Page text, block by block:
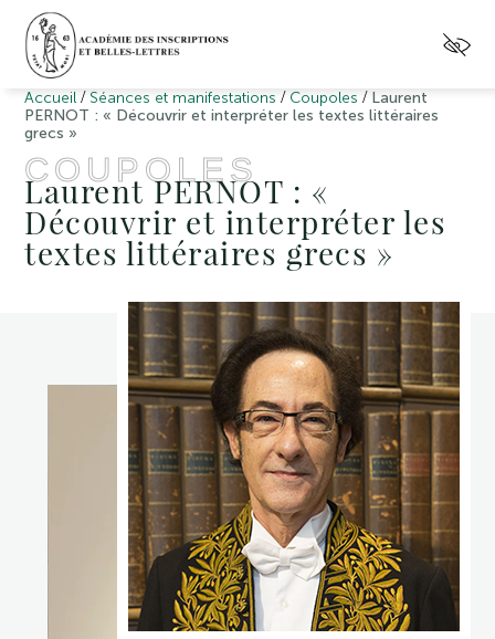
Accueil / Séances et manifestations / Coupoles / Laurent
PERNOT : « Découvrir et interpréter les textes littéraires
grecs »
COUPOLES
Laurent PERNOT : «
Découvrir et interpréter les
textes littéraires grecs »